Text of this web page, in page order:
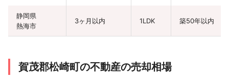
静岡県
熱海市
3ヶ月以内 1LDK 築50年以内
賀茂郡松崎町の不動産の売却相場